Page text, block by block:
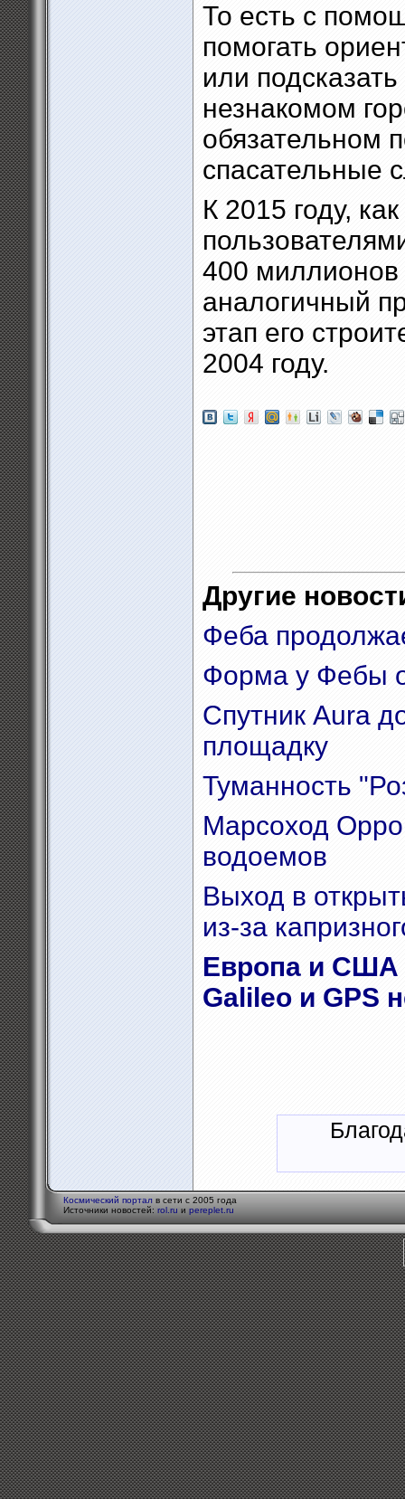
То есть с
помогать
или
незнакомом
обязательном
спасательные
К 2015 году,
400 миллионов
аналогичный
этап его
2004 году.
Другие
Феба
Форма у Фебы
Спутник Aura
площадку
Туманность
Марсоход
водоемов
Выход в
из-за
Европа и США
Galileo и GPS
Космический портал в сети с 2005 года
Источники новостей: rol.ru и pereplet.ru